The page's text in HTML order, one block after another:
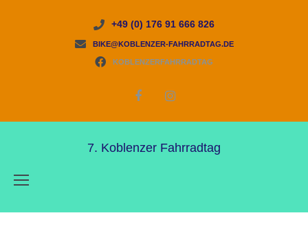
+49 (0) 176 91 666 826
BIKE@KOBLENZER-FAHRRADTAG.DE
KOBLENZERFAHRRADTAG
7. Koblenzer Fahrradtag